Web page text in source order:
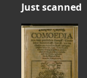
Just scanned